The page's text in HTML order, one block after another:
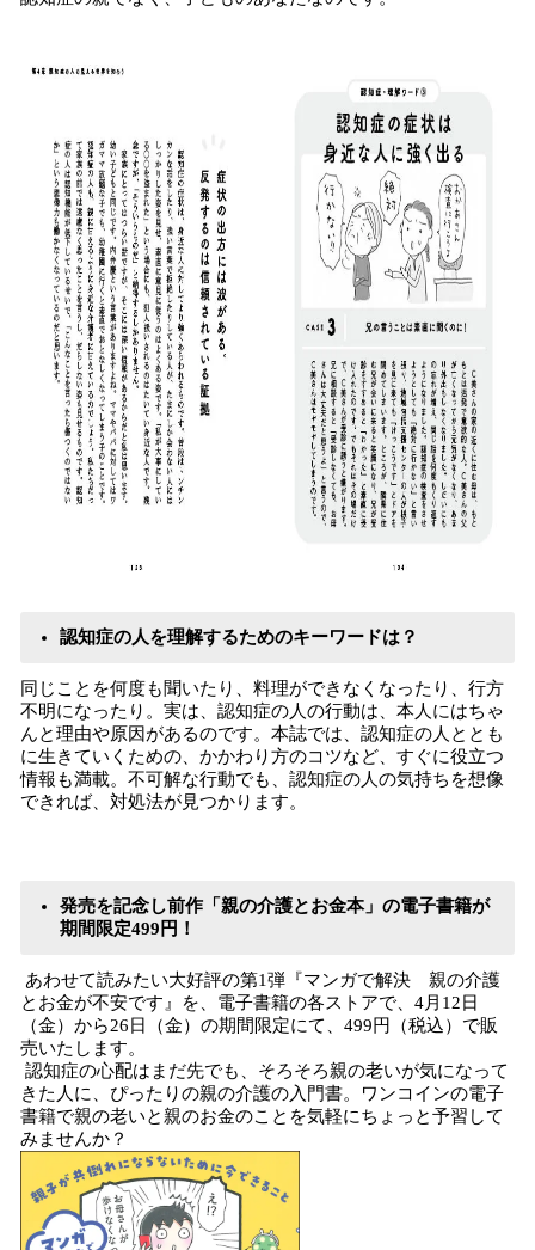
認知症の人を理解するためのキーワードは？
同じことを何度も聞いたり、料理ができなくなったり、行方
不明になったり。実は、認知症の人の行動は、本人にはちゃ
んと理由や原因があるのです。本誌では、認知症の人ととも
に生きていくための、かかわり方のコツなど、すぐに役立つ
情報も満載。不可解な行動でも、認知症の人の気持ちを想像
できれば、対処法が見つかります。
発売を記念し前作「親の介護とお金本」の電子書籍が
期間限定499円！
あわせて読みたい大好評の第1弾『マンガで解決 親の介護
とお金が不安です』を、電子書籍の各ストアで、4月12日
（金）から26日（金）の期間限定にて、499円（税込）で販
売いたします。
認知症の心配はまだ先でも、そろそろ親の老いが気になって
きた人に、ぴったりの親の介護の入門書。ワンコインの電子
書籍で親の老いと親のお金のことを気軽にちょっと予習して
みませんか？